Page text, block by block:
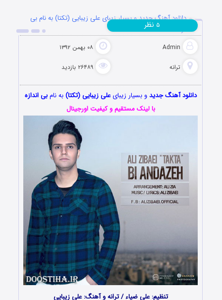
دانلود آهنگ جدید و بسیار زیبای علی زیبایی (تكتا) به نام بی
اندازه
Admin ۰۸ بهمن ۱۳۹۲
ترانه ۲۶۴۸۹ بازدید
۵ نظر
دانلود آهنگ جدیدو بسیار زیبایعلی زیبایی (تكتا)به نامبی اندازه
با لینک مستقیم و کیفیت اورجینال
تنظیم: علی ضیاء / ترانه و آهنگ: علی زیبایی